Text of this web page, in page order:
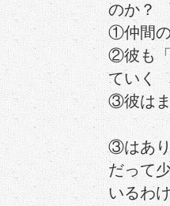
のか？
①仲間の
②彼も「
ていく
③彼は
③はあ
だって
いるわ